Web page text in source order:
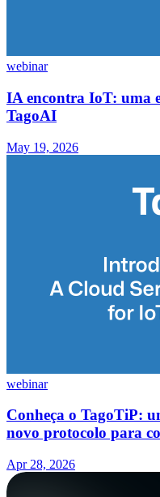
webinar
IA encontra IoT: uma
TagoAI
May 19, 2026
webinar
Conheça o TagoTiP:
novo protocolo para
Apr 28, 2026